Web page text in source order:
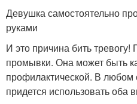
Девушка самостоятельно
руками
И это причина бить
промывки. Она может быть
профилактической. В любом
придется использовать оба